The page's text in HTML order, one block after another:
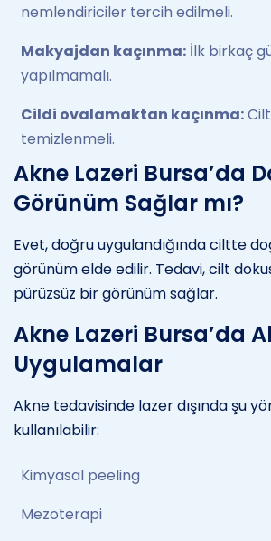
nemlendiriciler tercih edilmeli.
Makyajdan kaçınma: İlk birkaç
yapılmamalı.
Cildi ovalamaktan kaçınma:
temizlenmeli.
Akne Lazeri Bursa’da
Görünüm Sağlar mı?
Evet, doğru uygulandığında ciltte
görünüm elde edilir. Tedavi, cilt
pürüzsüz bir görünüm sağlar.
Akne Lazeri Bursa’da
Uygulamalar
Akne tedavisinde lazer dışında şu
kullanılabilir:
Kimyasal peeling
Mezoterapi